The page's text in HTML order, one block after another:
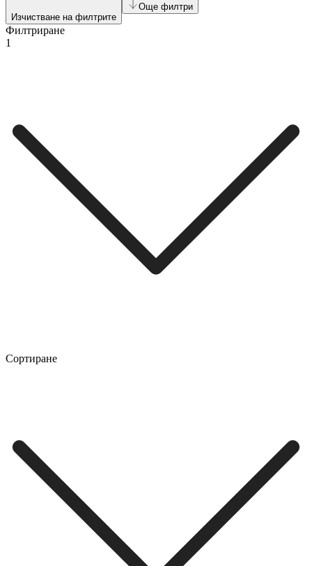
Изчистване на филтрите
Още филтри
Филтриране
1
Сортиране